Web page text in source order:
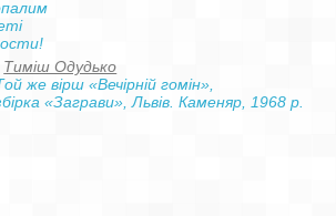
Тиміш Одудько
Той же вірш «Вечірній гомін»,
збірка «Заграви», Львів. Каменяр, 1968 р.